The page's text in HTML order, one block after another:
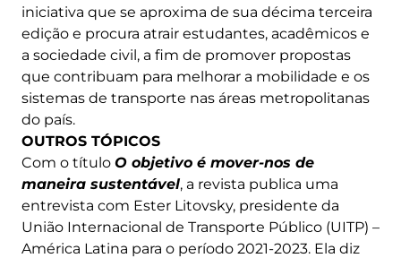
iniciativa que se aproxima de sua décima terceira
edição e procura atrair estudantes, acadêmicos e
a sociedade civil, a fim de promover propostas
que contribuam para melhorar a mobilidade e os
sistemas de transporte nas áreas metropolitanas
do país.
OUTROS TÓPICOS
Com o título O objetivo é mover-nos de
maneira sustentável, a revista publica uma
entrevista com Ester Litovsky, presidente da
União Internacional de Transporte Público (UITP) –
América Latina para o período 2021-2023. Ela diz